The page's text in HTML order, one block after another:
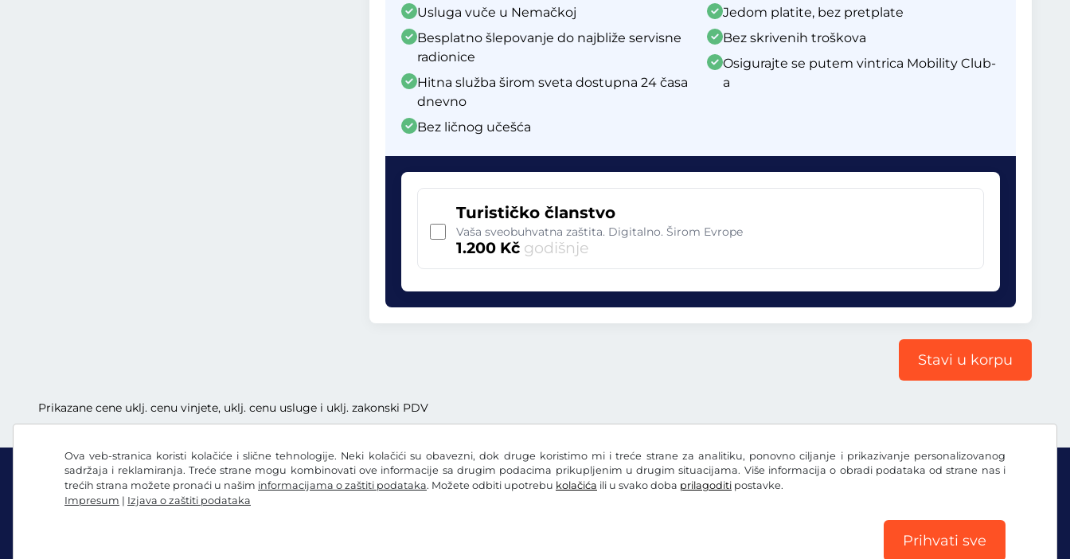
Ova veb-stranica koristi kolačiće i slične tehnologije. Neki kolačići su obavezni, dok druge koristimo mi i treće strane za analitiku, ponovno ciljanje i prikazivanje personalizovanog
sadržaja i reklamiranja. Treće strane mogu kombinovati ove informacije sa drugim podacima prikupljenim u drugim situacijama. Više informacija o obradi podataka od strane nas i
trećih strana možete pronaći u našim informacijama o zaštiti podataka. Možete odbiti upotrebu kolačića ili u svako doba prilagoditi postavke.
Impresum | Izjava o zaštiti podataka
Prihvati sve
Usluga vuče u Nemačkoj
Besplatno šlepovanje do najbliže servisne
radionice
Hitna služba širom sveta dostupna 24 časa
dnevno
Bez ličnog učešća
Jedom platite, bez pretplate
Bez skrivenih troškova
Osigurajte se putem vintrica Mobility Club-
a
Turističko članstvo
Vaša sveobuhvatna zaštita. Digitalno. Širom Evrope
1.200 Kč godišnje
Stavi u korpu
Prikazane cene uklj. cenu vinjete, uklj. cenu usluge i uklj. zakonski PDV